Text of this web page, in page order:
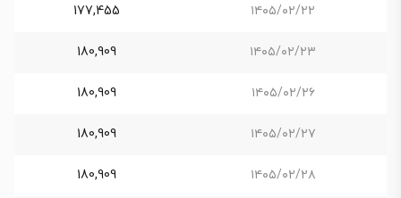
۱۴۰۵/۰۲/۲۲ 177,455
۱۴۰۵/۰۲/۲۳ 180,909
۱۴۰۵/۰۲/۲۶ 180,909
۱۴۰۵/۰۲/۲۷ 180,909
۱۴۰۵/۰۲/۲۸ 180,909